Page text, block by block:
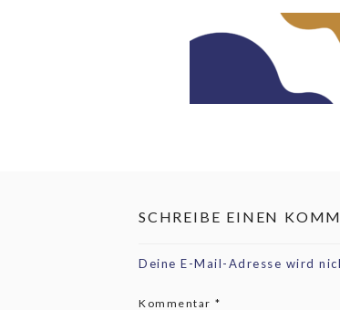
SCHREIBE EINEN
Deine E-Mail-Adresse wird
Kommentar *